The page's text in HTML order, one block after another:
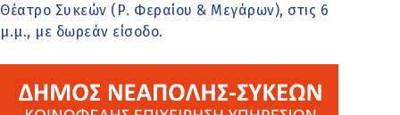
Θέατρο Συκεών (Ρ. Φεραίου & Μεγάρων), στις 6
μ.μ., με δωρεάν είσοδο.